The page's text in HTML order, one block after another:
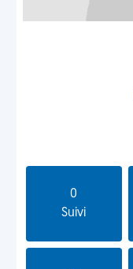
0
Suivi